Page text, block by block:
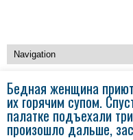
Бедная женщина
их горячим супом.
палатке подъехали
произошло дальше,